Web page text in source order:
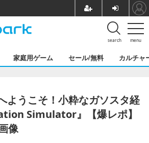
menu
search
家庭用ゲーム セール/無料 カルチャ
ようこそ！小粋なガソスタ経
Simulator』【爆レポ】
像